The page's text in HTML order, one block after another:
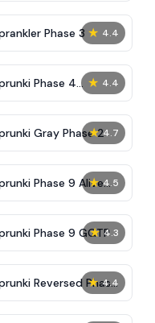
★ 4.4
Phase 3
★ 4.4
Phase 4
Edition
★ 4.7
Gray Phase 2
★ 4.5
Phase 9 Alive
Malediction
★ 4.3
Phase 9 GGTP
★ 4.4
Reversed Phase